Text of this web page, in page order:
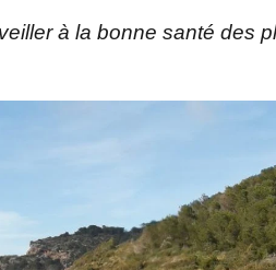
à la bonne santé des